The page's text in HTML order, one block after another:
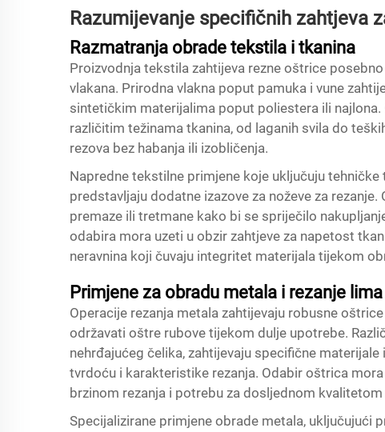
Razumijevanje specifičnih zahtjeva
Razmatranja obrade tekstila i tkanina
Proizvodnja tekstila zahtijeva rezne oštrice
vlakana. Prirodna vlakna poput pamuka i vune
sintetičkim materijalima poput poliestera ili
različitim težinama tkanina, od laganih svila do
rezova bez habanja ili izobličenja.
Napredne tekstilne primjene koje uključuju
predstavljaju dodatne izazove za noževe za
premaze ili tretmane kako bi se spriječilo
odabira mora uzeti u obzir zahtjeve za napetost
neravnina koji čuvaju integritet materijala tijekom
Primjene za obradu metala i rezanje lima
Operacije rezanja metala zahtijevaju robusne
održavati oštre rubove tijekom dulje upotrebe.
nehrđajućeg čelika, zahtijevaju specifične
tvrdoću i karakteristike rezanja. Odabir oštrica
brzinom rezanja i potrebu za dosljednom
Specijalizirane primjene obrade metala, uključujući